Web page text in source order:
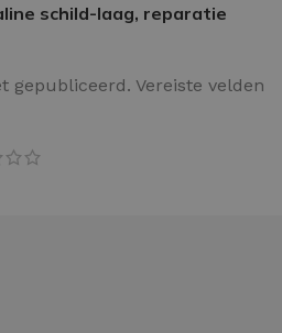
schild-laag, reparatie
gepubliceerd. Vereiste velden